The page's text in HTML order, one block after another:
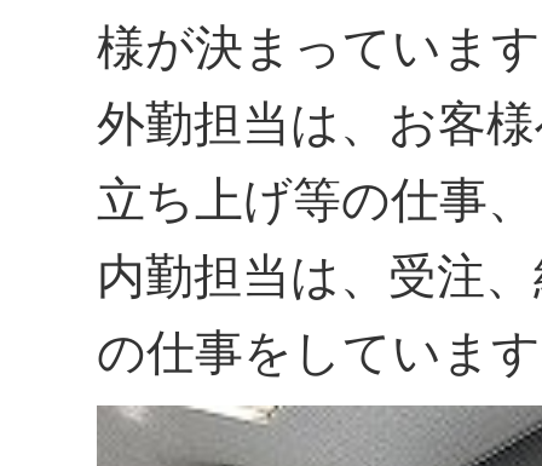
様が決まっていま
外勤担当は、お客
立ち上げ等の仕事、
内勤担当は、受注
の仕事をしていま